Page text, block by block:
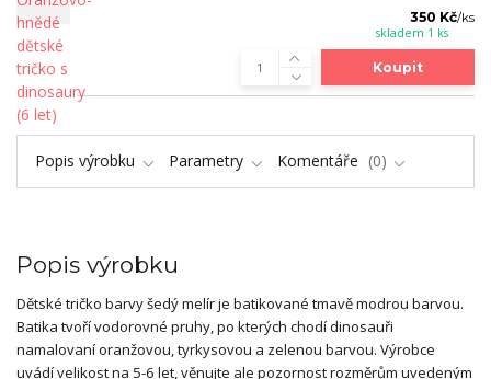
350 Kč/ks
skladem 1 ks
Koupit
Popis výrobku Parametry Komentáře 0
Popis výrobku
Dětské tričko barvy šedý melír je batikované tmavě modrou barvou.
Batika tvoří vodorovné pruhy, po kterých chodí dinosauři
namalovaní oranžovou, tyrkysovou a zelenou barvou. Výrobce
uvádí velikost na 5-6 let, věnujte ale pozornost rozměrům uvedeným